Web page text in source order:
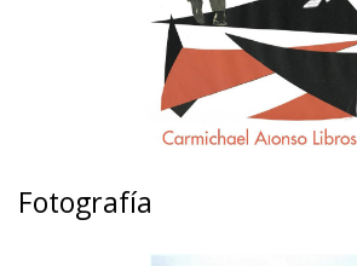
Fotografía